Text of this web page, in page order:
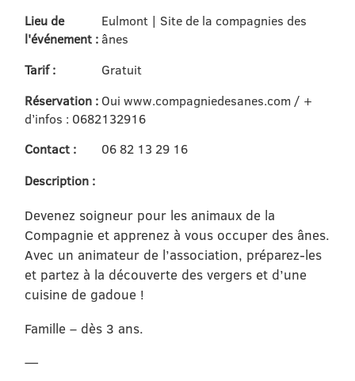
Lieu de
l'événement :
Eulmont | Site de la compagnies des
ânes
Tarif :
Gratuit
Réservation : Oui www.compagniedesanes.com / +
d’infos : 0682132916
Contact :
06 82 13 29 16
Description :
Devenez soigneur pour les animaux de la
Compagnie et apprenez à vous occuper des ânes.
Avec un animateur de l’association, préparez-les
et partez à la découverte des vergers et d’une
cuisine de gadoue !
Famille – dès 3 ans.
—